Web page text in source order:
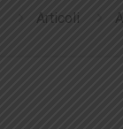
Articoli